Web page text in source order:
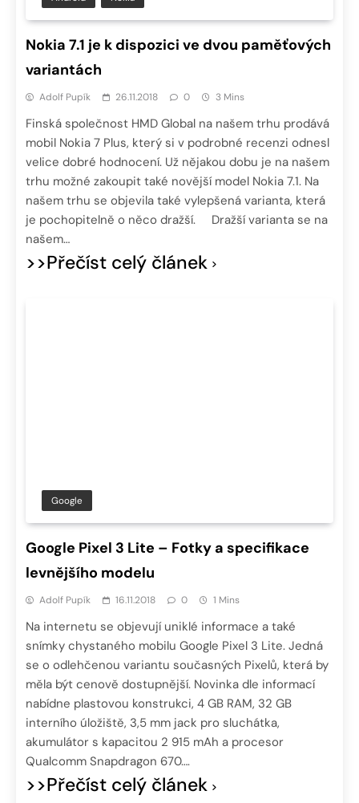
Nokia 7.1 je k dispozici ve dvou paměťových
variantách
Adolf Pupík 26.11.2018 0 3 Mins
Finská společnost HMD Global na našem trhu prodává
mobil Nokia 7 Plus, který si v podrobné recenzi odnesl
velice dobré hodnocení. Už nějakou dobu je na našem
trhu možné zakoupit také novější model Nokia 7.1. Na
našem trhu se objevila také vylepšená varianta, která
je pochopitelně o něco dražší. Dražší varianta se na
našem…
>>Přečíst celý článek
Google
Google Pixel 3 Lite – Fotky a specifikace
levnějšího modelu
Adolf Pupík 16.11.2018 0 1 Mins
Na internetu se objevují uniklé informace a také
snímky chystaného mobilu Google Pixel 3 Lite. Jedná
se o odlehčenou variantu současných Pixelů, která by
měla být cenově dostupnější. Novinka dle informací
nabídne plastovou konstrukci, 4 GB RAM, 32 GB
interního úložiště, 3,5 mm jack pro sluchátka,
akumulátor s kapacitou 2 915 mAh a procesor
Qualcomm Snapdragon 670….
>>Přečíst celý článek